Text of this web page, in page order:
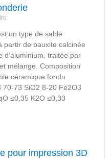
un type de sable
partir de bauxite calcinée
d’aluminium, traitée par
mélange. Composition
céramique fondu
70-73 SiO2 8-20 Fe2O3
≤0,35 K2O ≤0,33
pour impression 3D